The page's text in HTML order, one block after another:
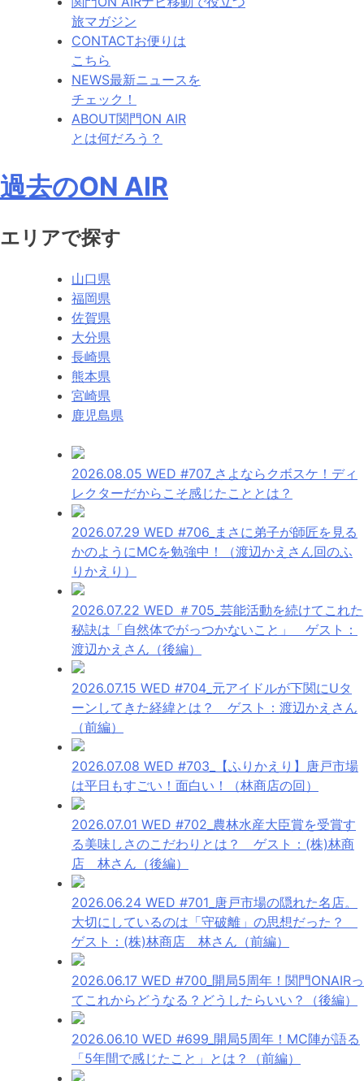
旅マガジン
CONTACTお便りは
こちら
NEWS最新ニュースを
チェック！
ABOUT関門ON AIR
とは何だろう？
過去のON AIR
エリアで探す
山口県
福岡県
佐賀県
大分県
長崎県
熊本県
宮崎県
鹿児島県
2026.08.05 WED #707_さよならクボスケ！ディ
レクターだからこそ感じたこととは？
2026.07.29 WED #706_まさに弟子が師匠を見る
かのようにMCを勉強中！（渡辺かえさん回のふ
りかえり）
2026.07.22 WED ＃705_芸能活動を続けてこれた
秘訣は「自然体でがっつかないこと」 ゲスト：
渡辺かえさん（後編）
2026.07.15 WED #704_元アイドルが下関にUタ
ーンしてきた経緯とは？ ゲスト：渡辺かえさん
（前編）
2026.07.08 WED #703_【ふりかえり】唐戸市場
は平日もすごい！面白い！（林商店の回）
2026.07.01 WED #702_農林水産大臣賞を受賞す
る美味しさのこだわりとは？ ゲスト：(株)林商
店 林さん（後編）
2026.06.24 WED #701_唐戸市場の隠れた名店。
大切にしているのは「守破離」の思想だった？
ゲスト：(株)林商店 林さん（前編）
2026.06.17 WED #700_開局5周年！関門ONAIRっ
てこれからどうなる？どうしたらいい？（後編）
2026.06.10 WED #699_開局5周年！MC陣が語る
「5年間で感じたこと」とは？（前編）